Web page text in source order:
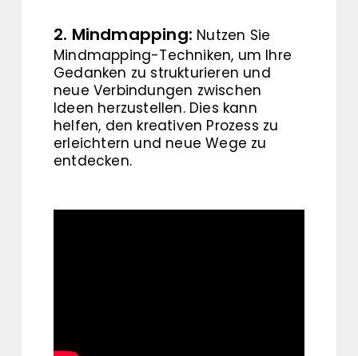
2. Mindmapping: Nutzen Sie
Mindmapping-Techniken, um Ihre
Gedanken zu strukturieren und
neue Verbindungen zwischen
Ideen herzustellen. Dies kann
helfen, den kreativen Prozess zu
erleichtern und neue Wege zu
entdecken.